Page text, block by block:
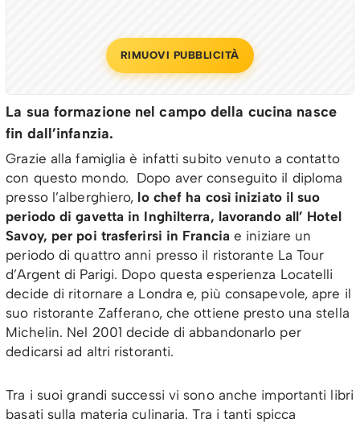
RIMUOVI PUBBLICITÀ
La sua formazione nel campo della cucina nasce
fin dall’infanzia.
Grazie alla famiglia è infatti subito venuto a contatto
con questo mondo. Dopo aver conseguito il diploma
presso l’alberghiero, lo chef ha così iniziato il suo
periodo di gavetta in Inghilterra, lavorando all’ Hotel
Savoy, per poi trasferirsi in Francia e iniziare un
periodo di quattro anni presso il ristorante La Tour
d’Argent di Parigi. Dopo questa esperienza Locatelli
decide di ritornare a Londra e, più consapevole, apre il
suo ristorante Zafferano, che ottiene presto una stella
Michelin. Nel 2001 decide di abbandonarlo per
dedicarsi ad altri ristoranti.
Tra i suoi grandi successi vi sono anche importanti libri
basati sulla materia culinaria. Tra i tanti spicca